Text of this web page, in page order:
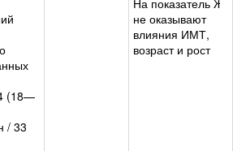
(18—
/ 33
не оказывают
влияния ИМТ,
возраст и рост